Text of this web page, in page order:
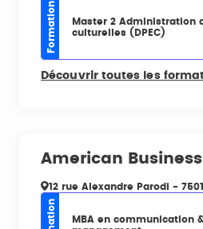
Formation
Master 2 Administration
culturelles (DPEC)
Découvrir toutes les
American
12 rue Alexandre Parodi -
MBA en communication